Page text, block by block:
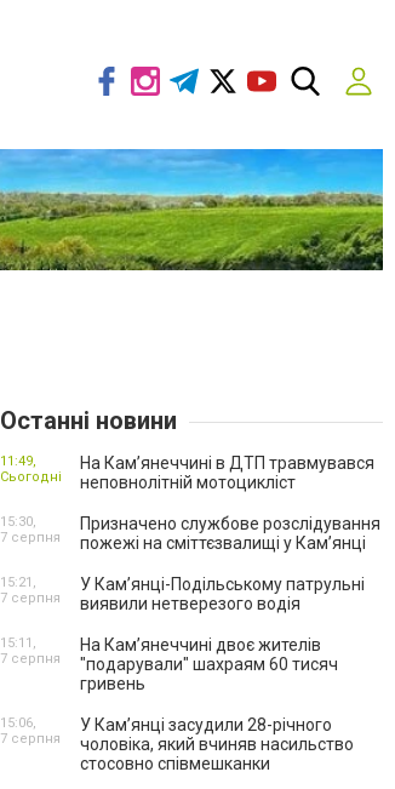
Останні новини
На Кам’янеччині в ДТП травмувався
неповнолітній мотоцикліст
11:49,
Сьогодні
Призначено службове розслідування
пожежі на сміттєзвалищі у Кам’янці
15:30,
7 серпня
У Кам’янці-Подільському патрульні
виявили нетверезого водія
15:21,
7 серпня
На Камʼянеччині двоє жителів
"подарували" шахраям 60 тисяч
гривень
15:11,
7 серпня
У Камʼянці засудили 28-річного
чоловіка, який вчиняв насильство
стосовно співмешканки
15:06,
7 серпня